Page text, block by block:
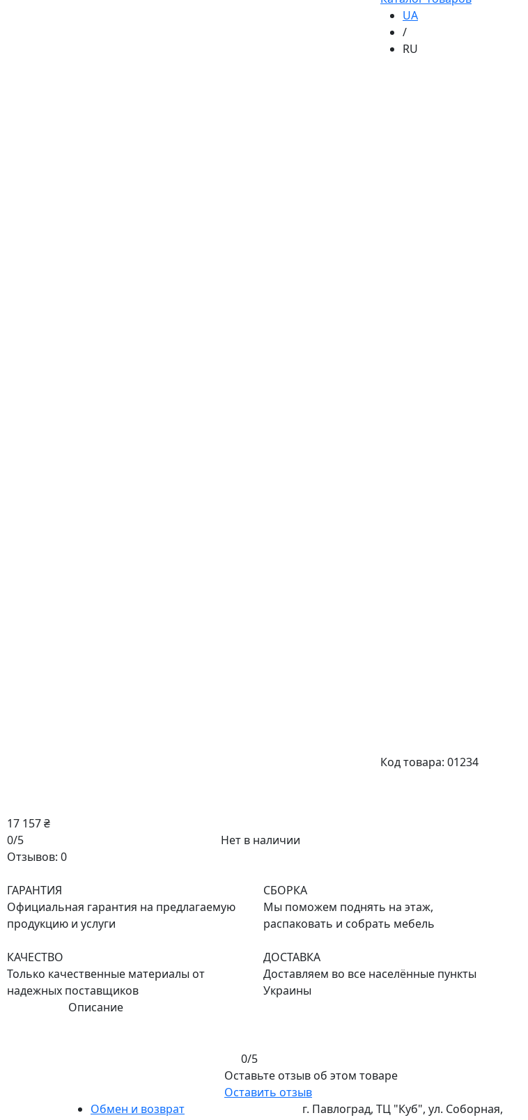
UA
/
RU
Код товара: 01234
17 157 ₴
0/5
Отзывов: 0
Нет в наличии
ГАРАНТИЯ
Официальная гарантия на предлагаемую
продукцию и услуги
СБОРКА
Мы поможем поднять на этаж,
распаковать и собрать мебель
КАЧЕСТВО
Только качественные материалы от
надежных поставщиков
ДОСТАВКА
Доставляем во все населённые пункты
Украины
Описание
0/5
Оставьте отзыв об этом товаре
Оставить отзыв
Обмен и возврат
г. Павлоград, ТЦ "Куб", ул. Соборная,